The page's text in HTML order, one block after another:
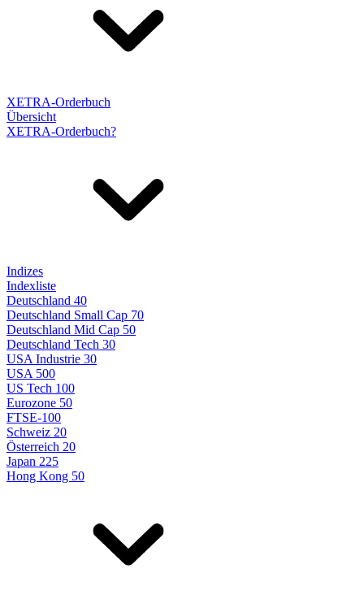
XETRA-Orderbuch
Übersicht
XETRA-Orderbuch?
Indizes
Indexliste
Deutschland 40
Deutschland Small Cap 70
Deutschland Mid Cap 50
Deutschland Tech 30
USA Industrie 30
USA 500
US Tech 100
Eurozone 50
FTSE-100
Schweiz 20
Österreich 20
Japan 225
Hong Kong 50